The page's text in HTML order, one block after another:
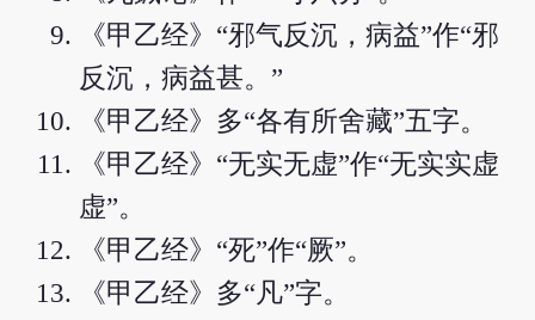
《甲乙经》“邪气反沉，病益”作“邪
反沉，病益甚。”
《甲乙经》多“各有所舍藏”五字。
《甲乙经》“无实无虚”作“无实实虚
虚”。
《甲乙经》“死”作“厥”。
《甲乙经》多“凡”字。